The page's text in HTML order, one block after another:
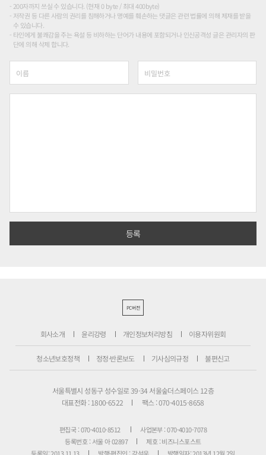
200자까지 쓰실 수 있습니다. (현재 0 byte / 최대 400byte)
저작권 등 다른 사람의 권리를 침해하거나 명예를 훼손하는 댓글은 관련 법률에 의해 제재를 받을
수 있습니다.
타인에게 불쾌감을 주는 욕설 등 비하하는 단어가 내용에 포함되거나 인신공격성 글은 관리자의 판
단에 의해 삭제 합니다.
PC버전
회사소개 윤리강령 개인정보처리방침 이용자위원회
청소년보호정책 정정·반론보도 기사심의규정 불편신고
서울특별시 성동구 성수일로 39-34 서울숲더스페이스 12층
대표전화 : 1800-6522
팩스 : 070-4015-8658
편집국 : 070-4010-8512
사업본부 : 070-4010-7078
등록번호 : 서울 아 02897
제호 : 비즈니스포스트